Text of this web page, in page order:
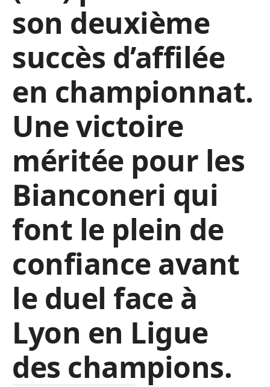
son deuxième
succès d’affilée
en championnat.
Une victoire
méritée pour les
Bianconeri qui
font le plein de
confiance avant
le duel face à
Lyon en Ligue
des champions.